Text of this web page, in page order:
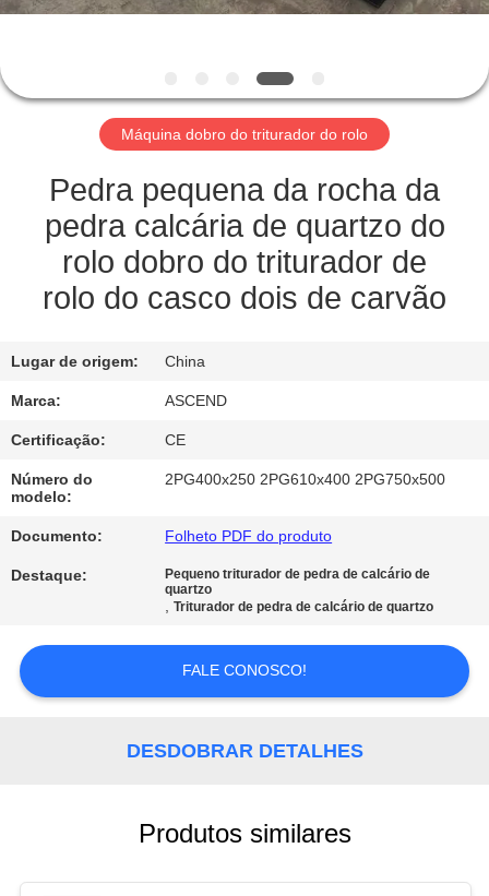
CONTROLE
QUALIDADE
CONTACTE-
NOS
PEÇA
UMAS
MAPA
DO
SITE
POLÍTICA
DE
PRIVACIDADE
Máquina dobro do triturador do rolo
Pedra pequena da rocha da
pedra calcária de quartzo do
rolo dobro do triturador de
rolo do casco dois de carvão
Lugar de origem: China
Marca: ASCEND
Certificação: CE
Número do
modelo:
2PG400x250 2PG610x400 2PG750x500
Documento: Folheto PDF do produto
Destaque:
Pequeno triturador de pedra de calcário de
quartzo
,Triturador de pedra de calcário de quartzo
FALE CONOSCO!
DESDOBRAR DETALHES
Produtos similares